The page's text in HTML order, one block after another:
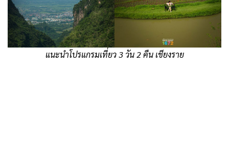
แนะนำโปรแกรมเที่ยว 3 วัน 2 คืน เชียงราย